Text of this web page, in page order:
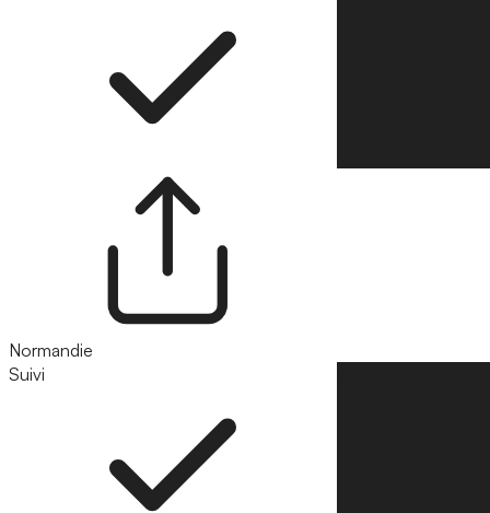
Normandie
Suivi